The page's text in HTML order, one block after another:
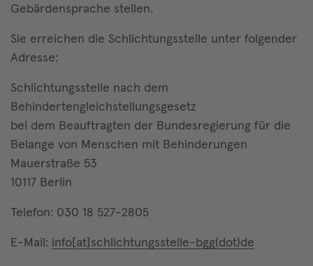
Gebärdensprache stellen.
Sie erreichen die Schlichtungsstelle unter folgender
Adresse:
Schlichtungsstelle nach dem
Behindertengleichstellungsgesetz
bei dem Beauftragten der Bundesregierung für die
Belange von Menschen mit Behinderungen
Mauerstraße 53
10117 Berlin
Telefon: 030 18 527-2805
E-Mail: info[at]schlichtungsstelle-bgg(dot)de